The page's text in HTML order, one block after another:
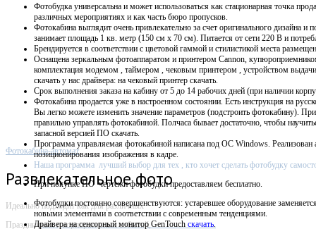
Фотокабина-автомат
Развлекательное фото
Идеально подходит как для различных
Праздничных и корпоративных событий,
Фотобудка универсальна и может использоваться как стационарная точка
различных мероприятиях и как часть бюро пропусков.
Фотокабина выглядит очень привлекательно за счет оригинального дизайна и
занимает площадь 1 кв. метр (150 см х 70 см). Питается от сети 220 В и
Брендируется в соответствии с цветовой гаммой и стилистикой места
Оснащена зеркальным фотоаппаратом и принтером Cannon,
комплектация модемом , таймером , чековым принтером , устройством
скачать у нас драйвера: на чековый принтер скачать.
Срок выполнения заказа на кабину от 5 до 14 рабочих дней (при наличии
Фотокабина продается уже в настроенном состоянии. Есть инструкция на
Вы легко можете изменить значение параметров (подстроить фотокабину).
правильно управлять фотокабиной. Полчаса бывает достаточно, чтобы
запасной версией ПО скачать.
Программа управляемая фотокабиной написана под OC Windows. Реализован
позиционирования изображения в кадре.
Наша программа лучший выбор для тех , кто хочет сделать фотобудку
При покупке ПОчертежи фотобудки предоставляем бесплатно.
Фотобудки постоянно совершенствуются: устаревшее оборудование
новыми элементами в соответствии с современным тенденциями.
Драйвера на сенсорный монитор GenTouch скачать